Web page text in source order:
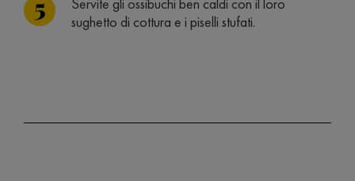
sughetto di cottura e i piselli stufati.